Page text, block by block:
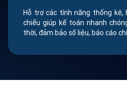
Hỗ trợ các tính năng thống kê,
chiếu giúp kế toán nhanh
thời, đảm bảo số liệu, báo cáo